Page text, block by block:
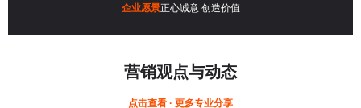
企业愿景正心诚意 创造价值
营销观点与动态
点击查看 · 更多专业分享